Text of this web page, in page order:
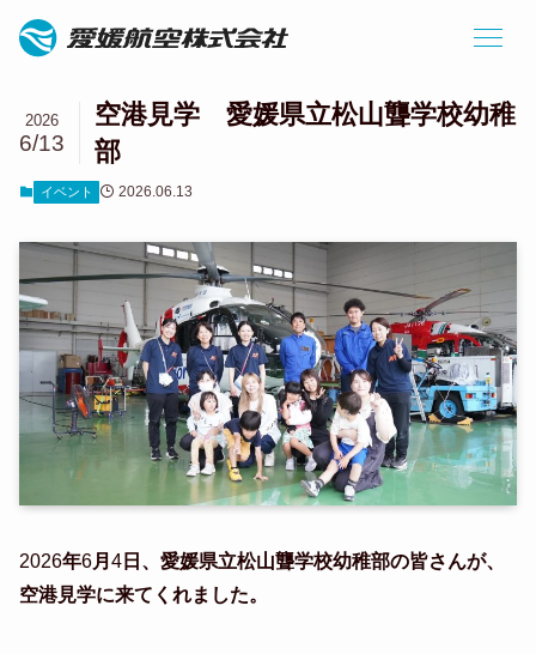
空港見学 愛媛県立松山聾学校幼稚
部
2026
6/13
イベント 2026.06.13
2026年6月 4 日、愛媛県立松山聾学校幼稚部の皆さんが、
空港見学に来てくれました。